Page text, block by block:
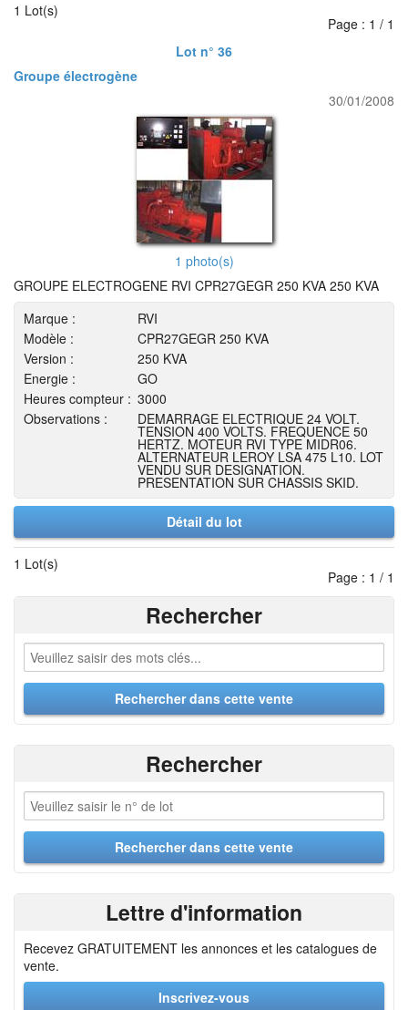
1 Lot(s)
Page : 1 / 1
Lot n° 36
Groupe électrogène
30/01/2008
1 photo(s)
GROUPE ELECTROGENE RVI CPR27GEGR 250 KVA 250 KVA
Marque :
RVI
Modèle :
CPR27GEGR 250 KVA
Version :
250 KVA
Energie :
GO
Heures compteur : 3000
Observations :
DEMARRAGE ELECTRIQUE 24 VOLT.
TENSION 400 VOLTS. FREQUENCE 50
HERTZ. MOTEUR RVI TYPE MIDR06.
ALTERNATEUR LEROY LSA 475 L10. LOT
VENDU SUR DESIGNATION.
PRESENTATION SUR CHASSIS SKID.
Détail du lot
1 Lot(s)
Page : 1 / 1
Rechercher
Rechercher
Lettre d'information
Recevez GRATUITEMENT les annonces et les catalogues de
vente.
Inscrivez-vous